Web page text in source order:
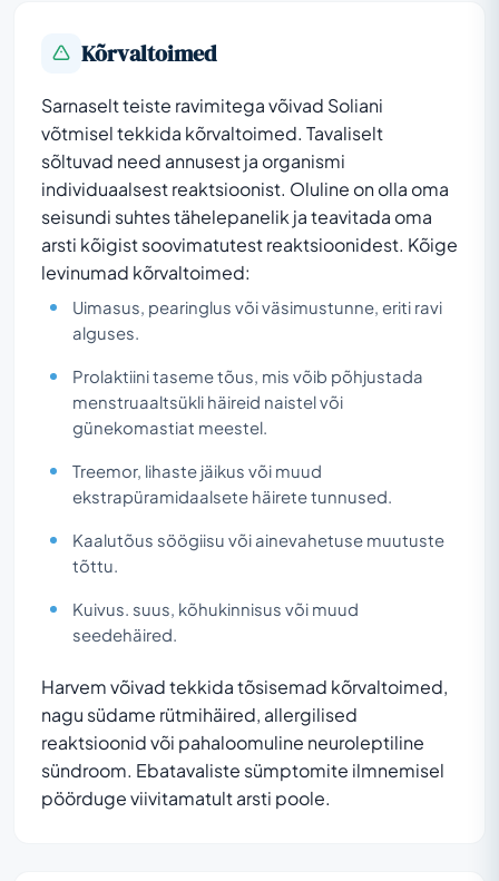
Kõrvaltoimed
Sarnaselt teiste ravimitega võivad Soliani
võtmisel tekkida kõrvaltoimed. Tavaliselt
sõltuvad need annusest ja organismi
individuaalsest reaktsioonist. Oluline on olla oma
seisundi suhtes tähelepanelik ja teavitada oma
arsti kõigist soovimatutest reaktsioonidest. Kõige
levinumad kõrvaltoimed:
Uimasus, pearinglus või väsimustunne, eriti ravi
alguses.
Prolaktiini taseme tõus, mis võib põhjustada
menstruaaltsükli häireid naistel või
günekomastiat meestel.
Treemor, lihaste jäikus või muud
ekstrapüramidaalsete häirete tunnused.
Kaalutõus söögiisu või ainevahetuse muutuste
tõttu.
Kuivus. suus, kõhukinnisus või muud
seedehäired.
Harvem võivad tekkida tõsisemad kõrvaltoimed,
nagu südame rütmihäired, allergilised
reaktsioonid või pahaloomuline neuroleptiline
sündroom. Ebatavaliste sümptomite ilmnemisel
pöörduge viivitamatult arsti poole.